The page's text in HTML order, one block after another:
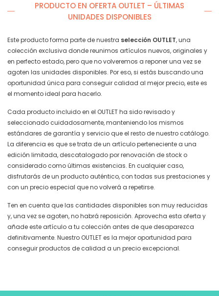
PRODUCTO EN OFERTA OUTLET – ÚLTIMAS
UNIDADES DISPONIBLES
Este producto forma parte de nuestra selección OUTLET, una
colección exclusiva donde reunimos artículos nuevos, originales y
en perfecto estado, pero que no volveremos a reponer una vez se
agoten las unidades disponibles. Por eso, si estás buscando una
oportunidad única para conseguir calidad al mejor precio, este es
el momento ideal para hacerlo.
Cada producto incluido en el OUTLET ha sido revisado y
seleccionado cuidadosamente, manteniendo los mismos
estándares de garantía y servicio que el resto de nuestro catálogo.
La diferencia es que se trata de un artículo perteneciente a una
edición limitada, descatalogado por renovación de stock o
considerado como últimas existencias. En cualquier caso,
disfrutarás de un producto auténtico, con todas sus prestaciones y
con un precio especial que no volverá a repetirse.
Ten en cuenta que las cantidades disponibles son muy reducidas
y, una vez se agoten, no habrá reposición. Aprovecha esta oferta y
añade este artículo a tu colección antes de que desaparezca
definitivamente. Nuestro OUTLET es la mejor oportunidad para
conseguir productos de calidad a un precio excepcional.